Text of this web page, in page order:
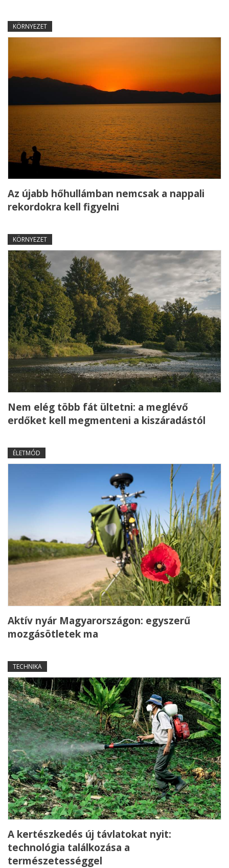
KÖRNYEZET
Az újabb hőhullámban nemcsak a nappali
rekordokra kell figyelni
KÖRNYEZET
Nem elég több fát ültetni: a meglévő
erdőket kell megmenteni a kiszáradástól
ÉLETMÓD
Aktív nyár Magyarországon: egyszerű
mozgásötletek ma
TECHNIKA
A kertészkedés új távlatokat nyit:
technológia találkozása a
természetességgel